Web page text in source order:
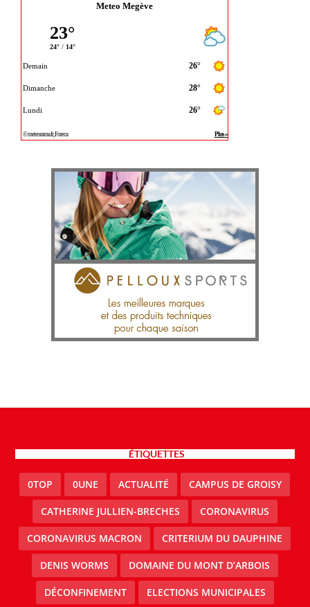
Meteo Megève
ÉTIQUETTES
0TOP 0UNE ACTUALITÉ CAMPUS DE GROISY
CATHERINE JULLIEN-BRECHES CORONAVIRUS
CORONAVIRUS MACRON CRITERIUM DU DAUPHINE
DENIS WORMS DOMAINE DU MONT D’ARBOIS
DÉCONFINEMENT ELECTIONS MUNICIPALES